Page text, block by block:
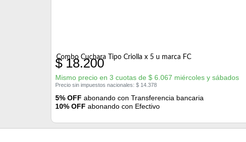
Combo Cuchara Tipo Criolla x 5 u marca FC
$18.200
Mismo precio en 3 cuotas de $ 6.067 miércoles y sábados
Precio sin impuestos nacionales: $ 14.378
5% OFF abonando con Transferencia bancaria
10% OFF abonando con Efectivo